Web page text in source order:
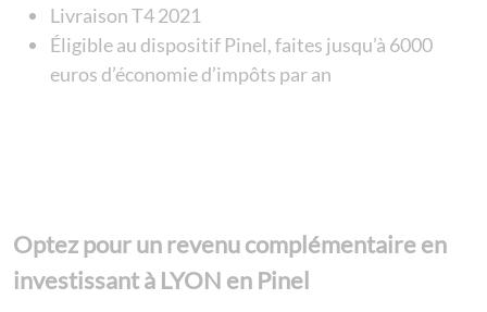
Livraison T4 2021
Éligible au dispositif Pinel, faites jusqu’à 6000
euros d’économie d’impôts par an
Optez pour un revenu complémentaire en
investissant à LYON en Pinel